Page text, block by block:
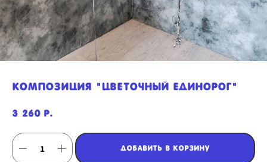
композиция "цветочный единорог"
3 260 р.
Добавить в корзину